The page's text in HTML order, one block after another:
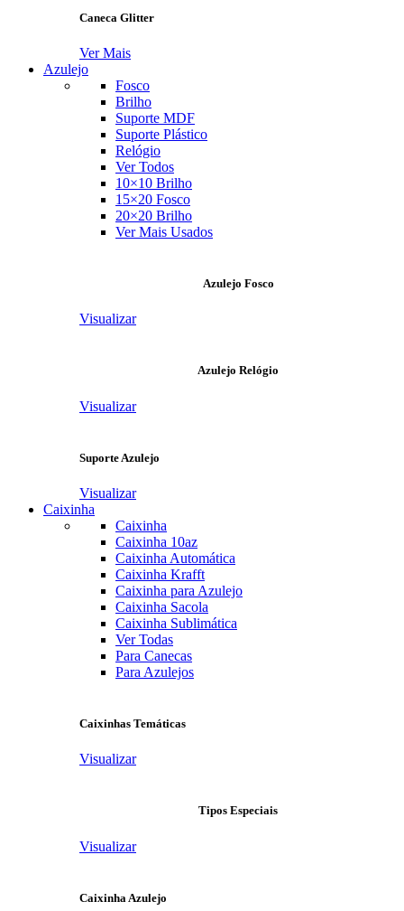
Caneca Glitter
Ver Mais
Azulejo
Fosco
Brilho
Suporte MDF
Suporte Plástico
Relógio
Ver Todos
10×10 Brilho
15×20 Fosco
20×20 Brilho
Ver Mais Usados
Azulejo Fosco
Visualizar
Azulejo Relógio
Visualizar
Suporte Azulejo
Visualizar
Caixinha
Caixinha
Caixinha 10az
Caixinha Automática
Caixinha Krafft
Caixinha para Azulejo
Caixinha Sacola
Caixinha Sublimática
Ver Todas
Para Canecas
Para Azulejos
Caixinhas Temáticas
Visualizar
Tipos Especiais
Visualizar
Caixinha Azulejo